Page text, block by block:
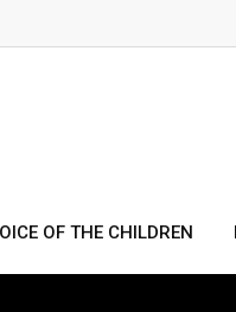
OF THE CHILDREN